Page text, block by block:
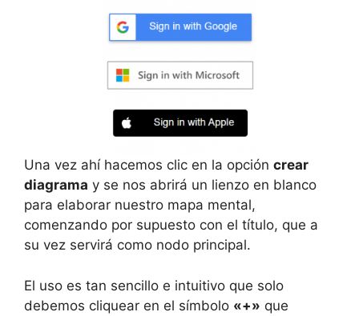
Una vez ahí hacemos clic en la opción crear
diagrama y se nos abrirá un lienzo en blanco
para elaborar nuestro mapa mental,
comenzando por supuesto con el título, que a
su vez servirá como nodo principal.
El uso es tan sencillo e intuitivo que solo
debemos cliquear en el símbolo «+» que